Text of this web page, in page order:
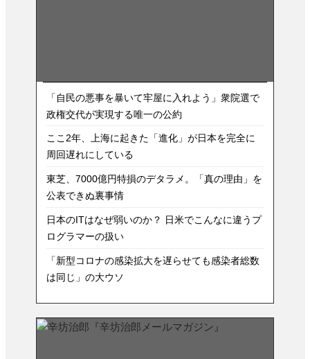
「自民の悪事を暴いて牢屋に入れよう」衆院選で
政権交代が実現する唯一の公約
ここ2年、上海に起きた「進化」が日本を完全に
周回遅れにしている
東芝、7000億円特損のデタラメ。「真の理由」を
公表できぬ裏事情
日本のITはなぜ弱いのか？ 日米でこんなに違うプ
ログラマーの扱い
「新型コロナの感染拡大を遅らせても感染者総数
は同じ」の大ウソ